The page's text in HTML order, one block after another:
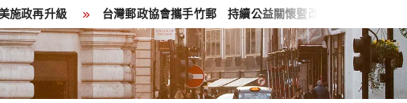
台灣郵政協會攜手竹郵 持續公益關懷暨改善獨居長者居住環境傳遞溫暖愛